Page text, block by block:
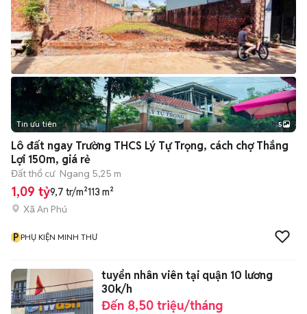
Tin ưu tiên 5
Lô đất ngay Trường THCS Lý Tự Trọng, cách chợ Thắng
Lợi 150m, giá rẻ
Đất thổ cư Ngang 5,25 m
1,09 tỷ9,7 tr/m²113 m²
Xã An Phú
P PHỤ KIỆN MINH THƯ
tuyển nhân viên tại quận 10 lương
30k/h
Đến 8,50 triệu/tháng